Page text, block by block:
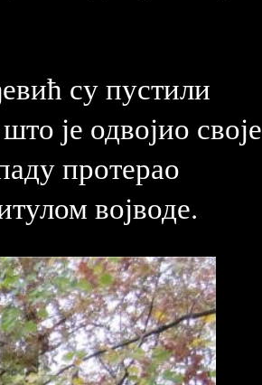
су пустили
је одвојио своје
протерао
војводе.